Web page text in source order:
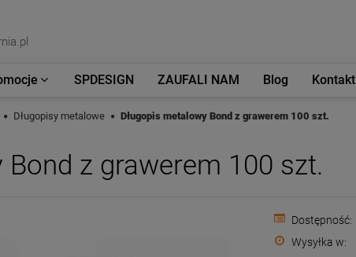
SPDESIGN ZAUFALI NAM Blog Kontakt
Długopisy metalowe Długopis metalowy Bond z grawerem 100 szt.
Bond z grawerem 100 szt.
Dostępność:
Wysyłka w: